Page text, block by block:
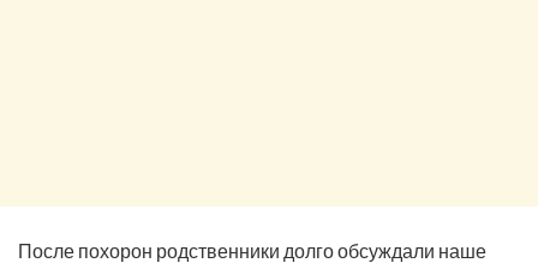
После похорон родственники долго обсуждали наше